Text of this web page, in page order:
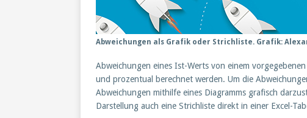
Abweichungen als Grafik oder Strichliste. Grafik:
Abweichungen eines Ist-Werts von einem
und prozentual berechnet werden. Um die
Abweichungen mithilfe eines Diagramms grafisch
Darstellung auch eine Strichliste direkt in einer Excel-